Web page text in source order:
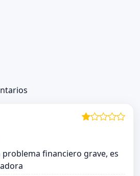
financiero grave, es